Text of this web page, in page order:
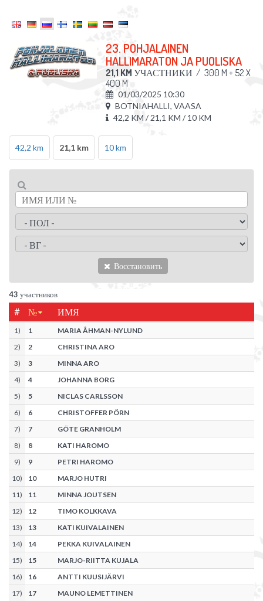
23. POHJALAINEN
HALLIMARATON JA PUOLISKA
21,1 KM УЧАСТНИКИ / 300 M + 52 X
400 M
01/03/2025 10:30
BOTNIAHALLI, VAASA
42,2 KM / 21,1 KM / 10 KM
42,2 km 21,1 km 10 km
Восстановить
43 участников
# № ИМЯ
1) 1
MARIA ÅHMAN-NYLUND
2) 2
CHRISTINA ARO
3) 3
MINNA ARO
4) 4
JOHANNA BORG
5) 5
NICLAS CARLSSON
6) 6
CHRISTOFFER PÖRN
7) 7
GÖTE GRANHOLM
8) 8
KATI HAROMO
9) 9
PETRI HAROMO
10) 10
MARJO HUTRI
11) 11
MINNA JOUTSEN
12) 12
TIMO KOLKKAVA
13) 13
KATI KUIVALAINEN
14) 14
PEKKA KUIVALAINEN
15) 15
MARJO-RIITTA KUJALA
16) 16
ANTTI KUUSIJÄRVI
17) 17
MAUNO LEMETTINEN